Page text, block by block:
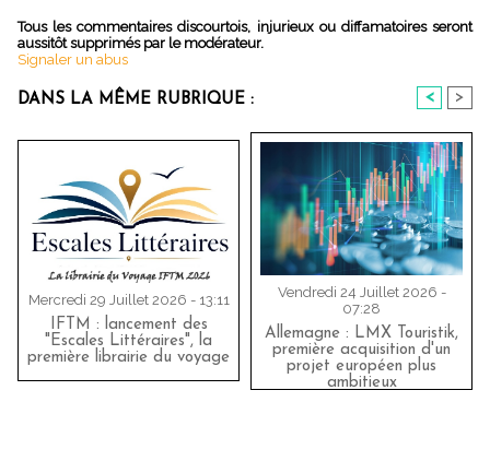
Tous les commentaires discourtois, injurieux ou diffamatoires seront
aussitôt supprimés par le modérateur.
Signaler un abus
DANS LA MÊME RUBRIQUE : < >
Mercredi 29 Juillet 2026 - 13:11
IFTM : lancement des
"Escales Littéraires", la
première librairie du voyage
Vendredi 24 Juillet 2026 -
07:28
Allemagne : LMX Touristik,
première acquisition d'un
projet européen plus
ambitieux